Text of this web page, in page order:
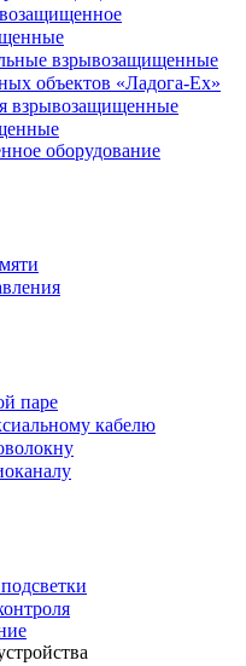
взрывозащищенные
объектов «Ладога-Ex»
взрывозащищенные
оборудование
паре
кабелю